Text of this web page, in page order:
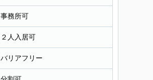
事務所可
２人入居可
バリアフリー